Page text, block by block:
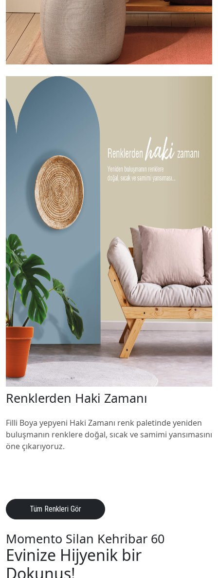
Renklerden Haki Zamanı
Filli Boya yepyeni Haki Zamanı renk paletinde yeniden
buluşmanın renklere doğal, sıcak ve samimi yansımasını
öne çıkarıyoruz.
Tüm Renkleri Gör
Momento Silan Kehribar 60
Evinize Hijyenik bir
Dokunuş!